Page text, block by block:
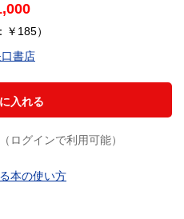
￥185）
口書店
入れる
ログインで利用可能）
本の使い方